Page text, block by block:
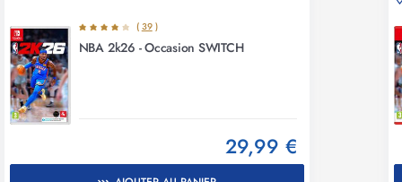
( 39 )
NBA 2k26 - Occasion SWITCH
29,99 €